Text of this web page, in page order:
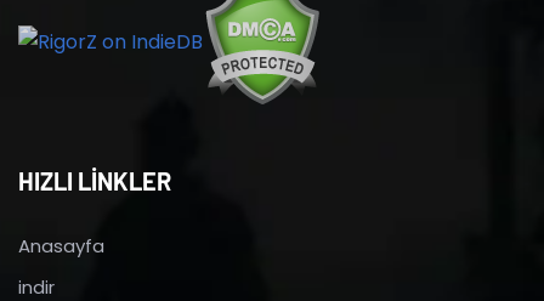
HIZLI LİNKLER
Anasayfa
indir